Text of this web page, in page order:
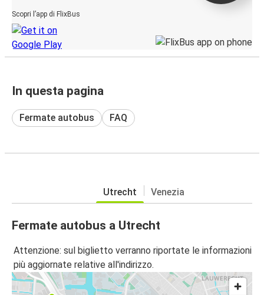
Scopri l’app di FlixBus
In questa pagina
Fermate autobus FAQ
Utrecht Venezia
Fermate autobus a Utrecht
Attenzione: sul biglietto verranno riportate le informazioni
più aggiornate relative all'indirizzo.